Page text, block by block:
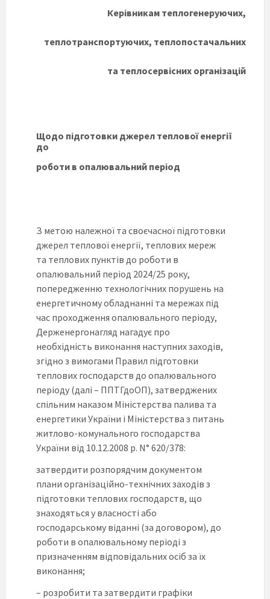
Керівникам теплогенеруючих,
теплотранспортуючих, теплопостачальних
та теплосервісних організацій
Щодо підготовки джерел теплової енергії
до
роботи в опалювальний період
З метою належної та своєчасної підготовки
джерел теплової енергії, теплових мереж
та теплових пунктів до роботи в
опалювальний період 2024/25 року,
попередженню технологічних порушень на
енергетичному обладнанні та мережах під
час проходження опалювального періоду,
Держенергонагляд нагадує про
необхідність виконання наступних заходів,
згідно з вимогами Правил підготовки
теплових господарств до опалювального
періоду (далі – ППТГдоОП), затверджених
спільним наказом Міністерства палива та
енергетики України і Міністерства з питань
житлово-комунального господарства
України від 10.12.2008 р. N° 620/378:
затвердити розпорядчим документом
плани організаційно-технічних заходів з
підготовки теплових господарств, що
знаходяться у власності або
господарському віданні (за договором), до
роботи в опалювальному періоді з
–
призначенням відповідальних осіб за їх
виконання;
– розробити та затвердити графіки